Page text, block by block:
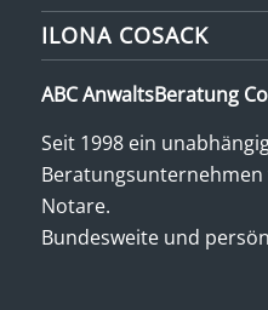
ILONA COSACK
ABC AnwaltsBeratung
Seit 1998 ein
Notare.
Bundesweite und